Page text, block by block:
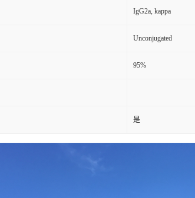
IgG2a, kappa
Unconjugated
95%
是